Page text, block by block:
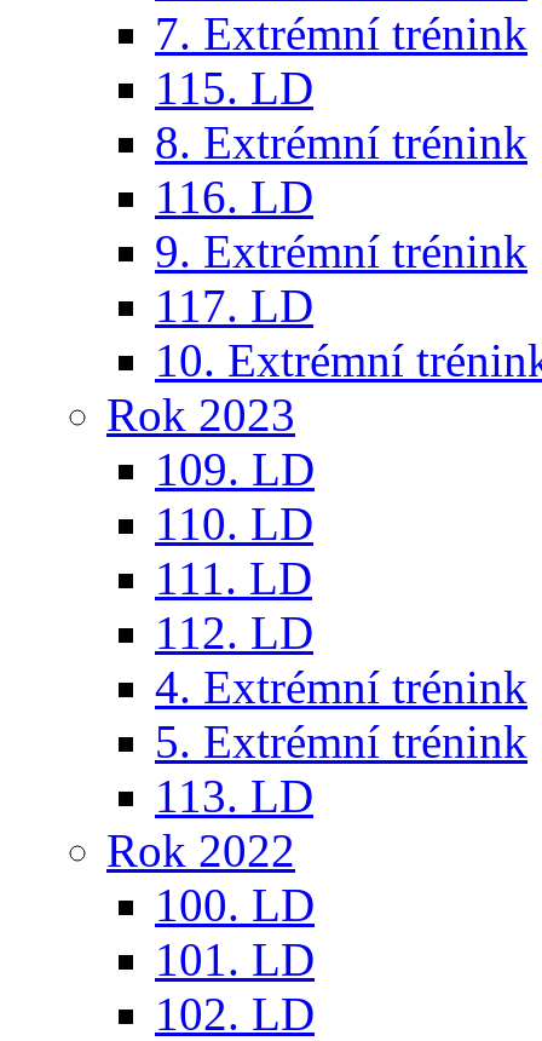
7. Extrémní trénink
115. LD
8. Extrémní trénink
116. LD
9. Extrémní trénink
117. LD
10. Extrémní
Rok 2023
109. LD
110. LD
111. LD
112. LD
4. Extrémní trénink
5. Extrémní trénink
113. LD
Rok 2022
100. LD
101. LD
102. LD